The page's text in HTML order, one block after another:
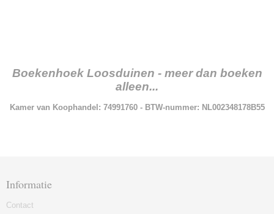
Boekenhoek Loosduinen - meer dan boeken
alleen...
Kamer van Koophandel: 74991760 - BTW-nummer: NL002348178B55
Informatie
Contact